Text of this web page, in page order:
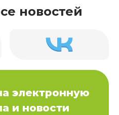
новостей
электронную
и новости